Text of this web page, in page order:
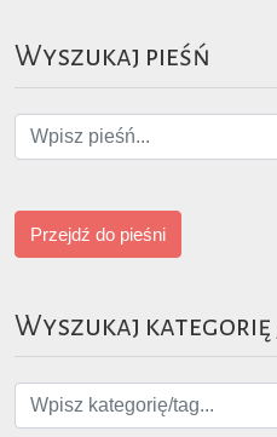
Wyszukaj pieśń
Przejdź do pieśni
Wyszukaj kategorię